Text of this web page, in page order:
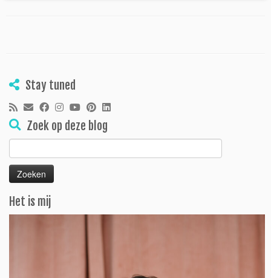
Stay tuned
Zoek op deze blog
Zoeken
naar:
Het is mij